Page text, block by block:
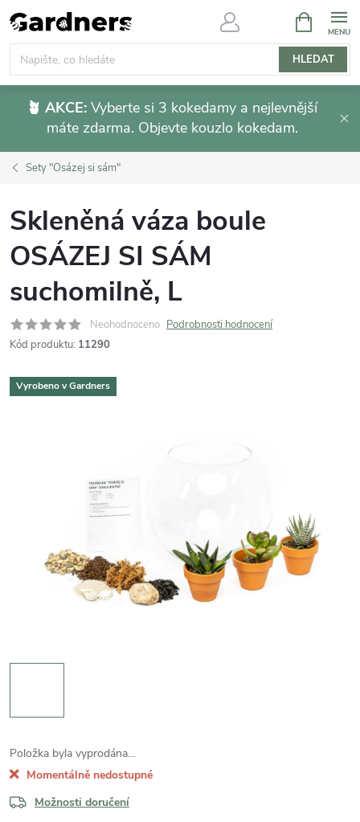
Přejít
na
obsah
HLEDAT
NÁKUPNÍ
KOŠÍK
🪴 AKCE: Vyberte si 3 kokedamy a nejlevnější
máte zdarma. Objevte kouzlo kokedam.
Sety "Osázej si sám"
Skleněná váza boule
OSÁZEJ SI SÁM
suchomilně, L
Neohodnoceno Podrobnosti hodnocení
Kód produktu: 11290
Vyrobeno v Gardners
Položka byla vyprodána…
Momentálně nedostupné
Možnosti doručení